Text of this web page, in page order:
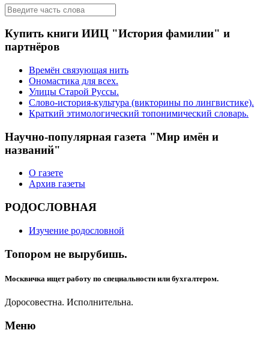
Купить книги ИИЦ "История фамилии" и
партнёров
Времён связующая нить
Ономастика для всех.
Улицы Старой Руссы.
Слово-история-культура (викторины по лингвистике).
Краткий этимологический топонимический словарь.
Научно-популярная газета "Мир имён и
названий"
О газете
Архив газеты
РОДОСЛОВНАЯ
Изучение родословной
Топором не вырубишь.
Москвичка ищет работу по специальности или бухгалтером.
Доросовестна. Исполнительна.
Меню